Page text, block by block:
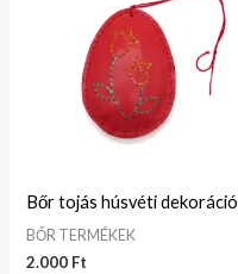
Bőr tojás húsvéti dekoráció
BŐR TERMÉKEK
2.000 Ft